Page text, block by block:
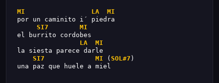
MI LA
MI
por un caminito i´ piedra
SI7
MI
el burrito cordobes
LA
MI
la siesta parece darle
SI7
MI ( SOL#7 )
una paz que huele a miel